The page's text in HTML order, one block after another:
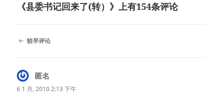
《县委书记回来了(转）》上有154条评论
评 较早评论
匿名
道：
6 1 月, 2010 2:13 下午